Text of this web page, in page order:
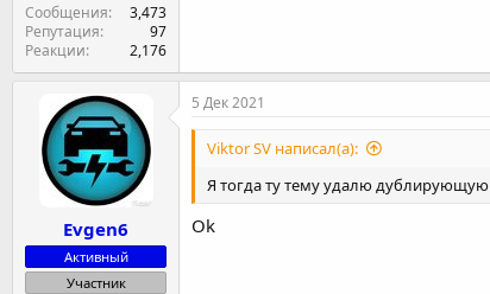
Сообщения
3,473
Репутация
97
Реакции
2,176
Evgen6
Активный
Участник
5 Дек 2021
Viktor SV написал(а):
Я тогда ту тему удалю дублирующую
Ok